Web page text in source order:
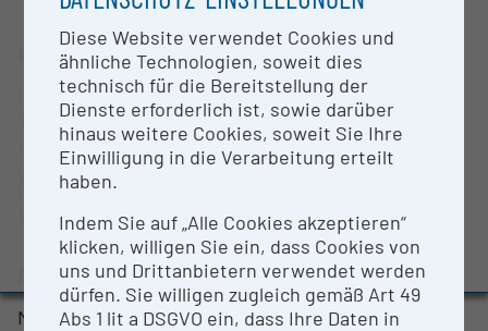
Nationale Forschungs­infrastruktur­strategie
Forschungs­infrastrukturen in der Europäischen
Union
Forschungs­infrastruktur-Datenbanken /
Forschungs­infrastruktur-Netzwerke
BMBWF-Forschungsinfrastruktur-Datenbank:
Auszeichnungen und Pressemeldungen
KURZBESCHREIBUNG
Der Dampfsterilisator von MMM-Group mit der
Typenbezeichnung Vakulab PL 191015-2G R ist ein
Großsterilisator zur zuverlässigen Sterilisation von
großen Mengen an Materialien für die
Labortierhaltung mit hohem, hygienischem
Standard.
ANSPRECHPERSON
Mag. Dr. rer. nat. Birgit Reininger-Gutmann
Diese Website verwendet Cookies und
ähnliche Technologien, soweit dies
technisch für die Bereitstellung der
Dienste erforderlich ist, sowie darüber
hinaus weitere Cookies, soweit Sie Ihre
Einwilligung in die Verarbeitung erteilt
haben.
Indem Sie auf „Alle Cookies akzeptieren“
klicken, willigen Sie ein, dass Cookies von
uns und Drittanbietern verwendet werden
dürfen. Sie willigen zugleich gemäß Art 49
Abs 1 lit a DSGVO ein, dass Ihre Daten in